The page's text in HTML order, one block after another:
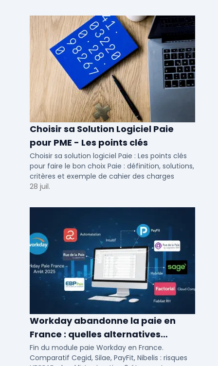
Choisir sa Solution Logiciel Paie
pour PME - Les points clés
Choisir sa solution logiciel Paie : Les points clés
pour faire le bon choix Paie : définition, solutions,
critères et exemple de cahier des charges
28 juil.
Workday abandonne la paie en
France : quelles alternatives
logicielles pour 2026 ?
Fin du module paie Workday en France.
Comparatif Cegid, Silae, PayFit, Nibelis : risques